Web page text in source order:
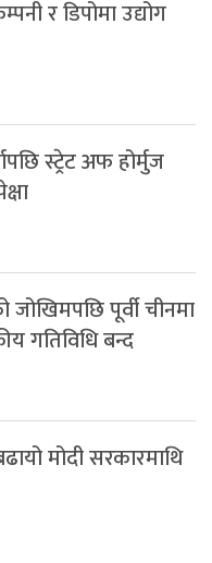
र डिपोमा उद्योग
स्ट्रेट अफ होर्मुज
पूर्वी चीनमा
गतिविधि बन्द
मोदी सरकारमाथि